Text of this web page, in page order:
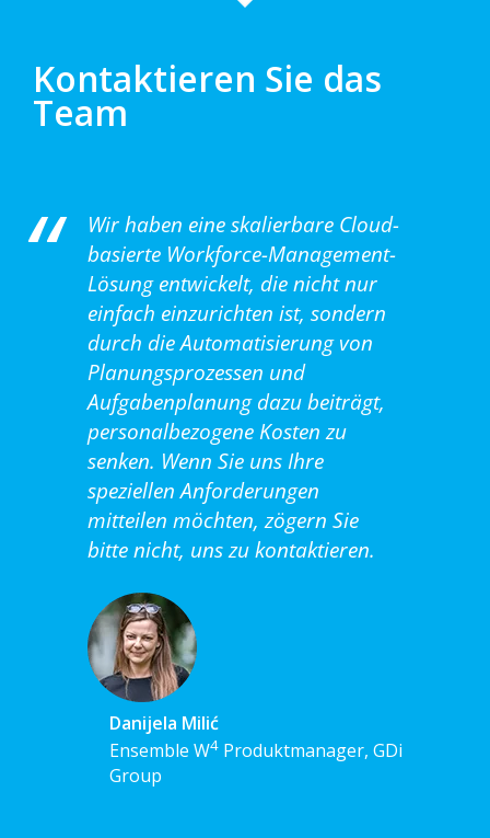
Kontaktieren Sie das
Team
Wir haben eine skalierbare Cloud-
basierte Workforce-Management-
Lösung entwickelt, die nicht nur
einfach einzurichten ist, sondern
durch die Automatisierung von
Planungsprozessen und
Aufgabenplanung dazu beiträgt,
personalbezogene Kosten zu
senken. Wenn Sie uns Ihre
speziellen Anforderungen
mitteilen möchten, zögern Sie
bitte nicht, uns zu kontaktieren.
Danijela Milić
Ensemble W4 Produktmanager, GDi
Group